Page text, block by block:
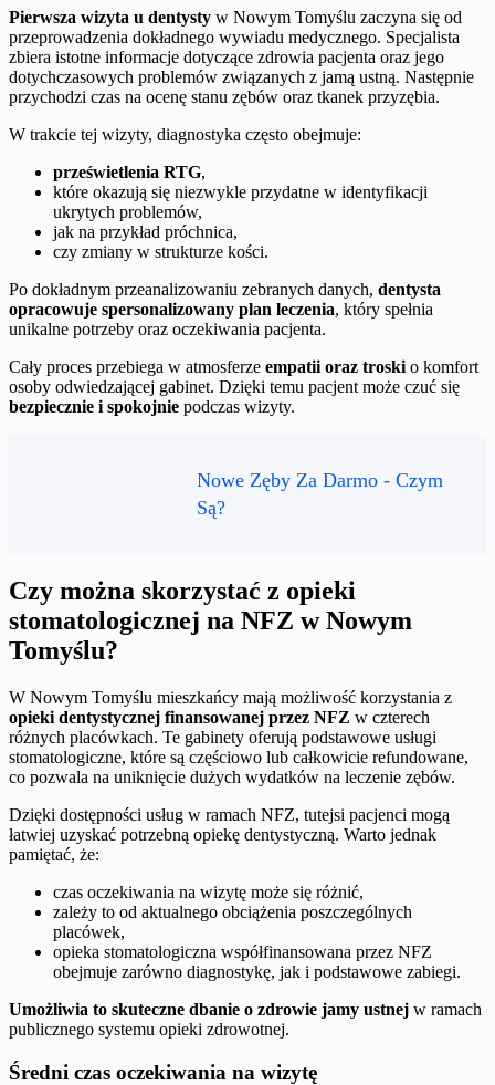
Pierwsza wizyta u dentysty w Nowym Tomyślu zaczyna się od
przeprowadzenia dokładnego wywiadu medycznego. Specjalista
zbiera istotne informacje dotyczące zdrowia pacjenta oraz jego
dotychczasowych problemów związanych z jamą ustną. Następnie
przychodzi czas na ocenę stanu zębów oraz tkanek przyzębia.
W trakcie tej wizyty, diagnostyka często obejmuje:
prześwietlenia RTG,
które okazują się niezwykle przydatne w identyfikacji
ukrytych problemów,
jak na przykład próchnica,
czy zmiany w strukturze kości.
Po dokładnym przeanalizowaniu zebranych danych, dentysta
opracowuje spersonalizowany plan leczenia, który spełnia
unikalne potrzeby oraz oczekiwania pacjenta.
Cały proces przebiega w atmosferze empatii oraz troski o komfort
osoby odwiedzającej gabinet. Dzięki temu pacjent może czuć się
bezpiecznie i spokojnie podczas wizyty.
Nowe Zęby Za Darmo - Czym
Są?
Czy można skorzystać z opieki
stomatologicznej na NFZ w Nowym
Tomyślu?
W Nowym Tomyślu mieszkańcy mają możliwość korzystania z
opieki dentystycznej finansowanej przez NFZ w czterech
różnych placówkach. Te gabinety oferują podstawowe usługi
stomatologiczne, które są częściowo lub całkowicie refundowane,
co pozwala na uniknięcie dużych wydatków na leczenie zębów.
Dzięki dostępności usług w ramach NFZ, tutejsi pacjenci mogą
łatwiej uzyskać potrzebną opiekę dentystyczną. Warto jednak
pamiętać, że:
czas oczekiwania na wizytę może się różnić,
zależy to od aktualnego obciążenia poszczególnych
placówek,
opieka stomatologiczna współfinansowana przez NFZ
obejmuje zarówno diagnostykę, jak i podstawowe zabiegi.
Umożliwia to skuteczne dbanie o zdrowie jamy ustnej w ramach
publicznego systemu opieki zdrowotnej.
Średni czas oczekiwania na wizytę